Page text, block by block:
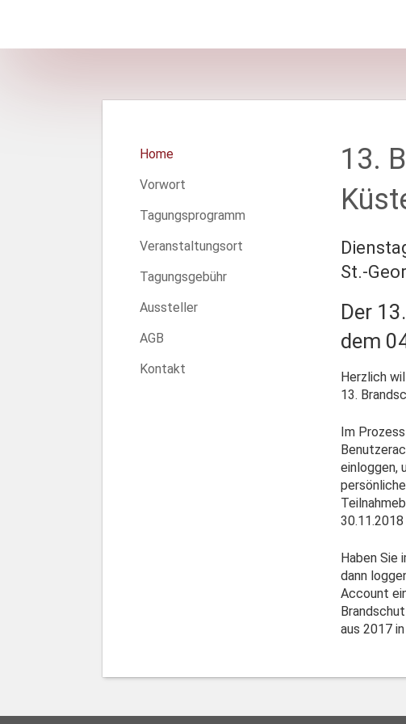
Home
Vorwort
Tagungsprogramm
Veranstaltungsort
Tagungsgebühr
Aussteller
AGB
Kontakt
13.
St.-
Der
dem
Herzlich
13.
Im
einloggen,
Haben Sie
dann
Account
aus 2017